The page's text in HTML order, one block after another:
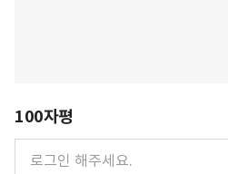
100자평